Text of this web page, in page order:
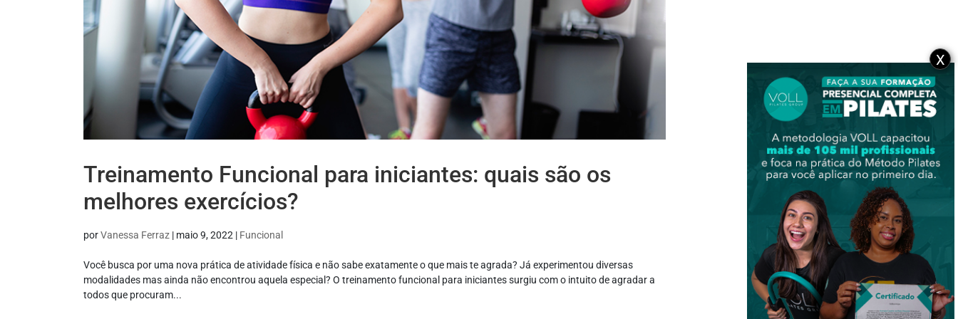
Treinamento Funcional para iniciantes: quais são os
melhores exercícios?
porVanessa Ferraz | maio 9, 2022 | Funcional
Você busca por uma nova prática de atividade física e não sabe exatamente o que mais te agrada? Já experimentou diversas
modalidades mas ainda não encontrou aquela especial? O treinamento funcional para iniciantes surgiu com o intuito de agradar a
todos que procuram...
X